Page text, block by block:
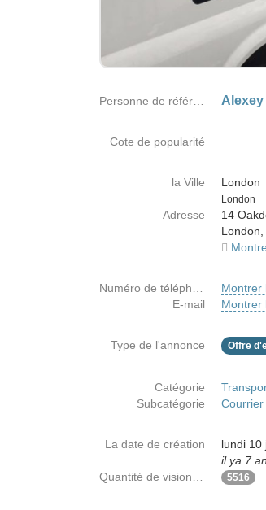
Alexey
Cote de popularité
la Ville
London
Country
London
Adresse
14
London,
Montrer
E-mail
Montrer
Type de l'annonce Offre
Catégorie
Subcatégorie
Courrier
La date de création
lundi 10
il ya 7
5516